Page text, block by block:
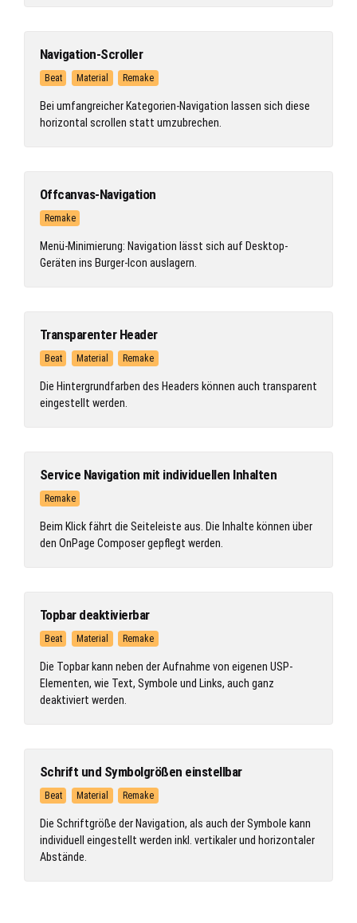
Navigation-Scroller
Beat Material Remake
Bei umfangreicher Kategorien-Navigation lassen sich diese
horizontal scrollen statt umzubrechen.
Offcanvas-Navigation
Remake
Menü-Minimierung: Navigation lässt sich auf Desktop-
Geräten ins Burger-Icon auslagern.
Transparenter Header
Beat Material Remake
Die Hintergrundfarben des Headers können auch transparent
eingestellt werden.
Service Navigation mit individuellen Inhalten
Remake
Beim Klick fährt die Seiteleiste aus. Die Inhalte können über
den OnPage Composer gepflegt werden.
Topbar deaktivierbar
Beat Material Remake
Die Topbar kann neben der Aufnahme von eigenen USP-
Elementen, wie Text, Symbole und Links, auch ganz
deaktiviert werden.
Schrift und Symbolgrößen einstellbar
Beat Material Remake
Die Schriftgröße der Navigation, als auch der Symbole kann
individuell eingestellt werden inkl. vertikaler und horizontaler
Abstände.